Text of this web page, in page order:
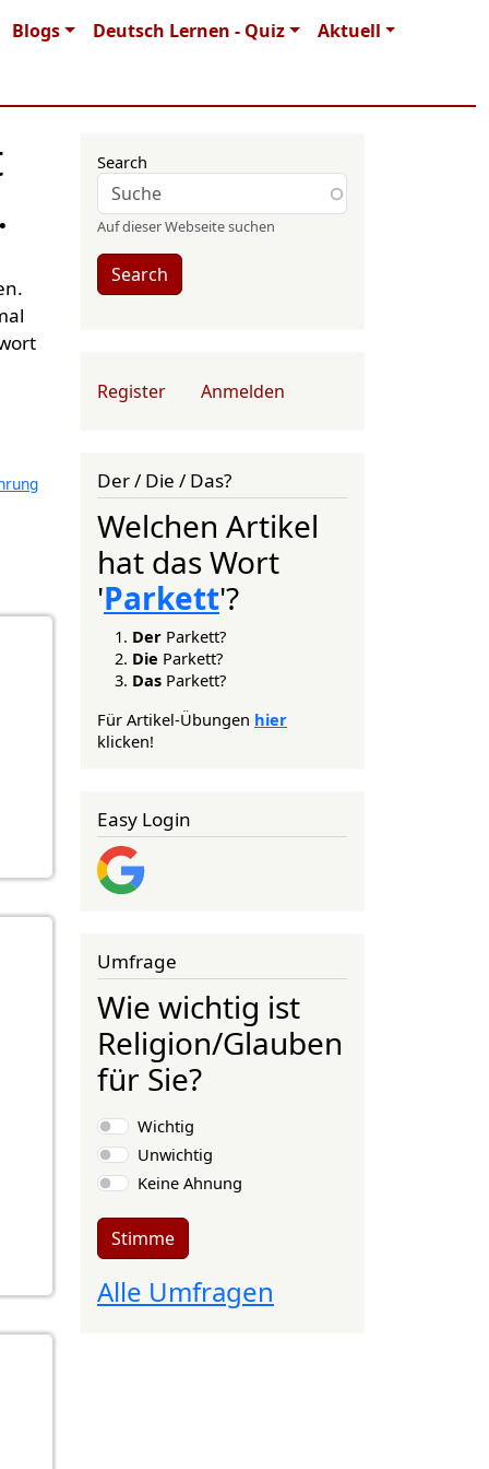
Blogs Deutsch Lernen - Quiz
Aktuell
Search
Auf dieser Webseite suchen
Search
User account menu
Register Anmelden
Der / Die / Das?
Welchen Artikel
hat das Wort
'Parkett'?
Der Parkett?
Die Parkett?
Das Parkett?
Für Artikel-Übungen hier
klicken!
Easy Login
Umfrage
Wie wichtig ist
Religion/Glauben
für Sie?
Auswahlmöglichkeiten
Wichtig
Unwichtig
Keine Ahnung
Stimme
Alle Umfragen